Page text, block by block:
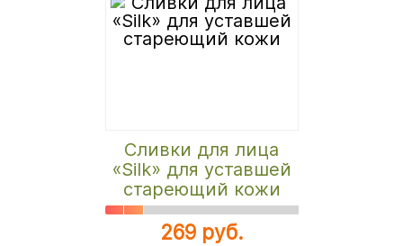
Сливки для лица
«Silk» для уставшей
стареющий кожи
269 руб.